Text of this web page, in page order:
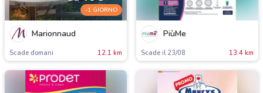
-1 GIORNO
Marionnaud
Scade domani 12.1 km
PiùMe
Scade il 23/08 13.4 km